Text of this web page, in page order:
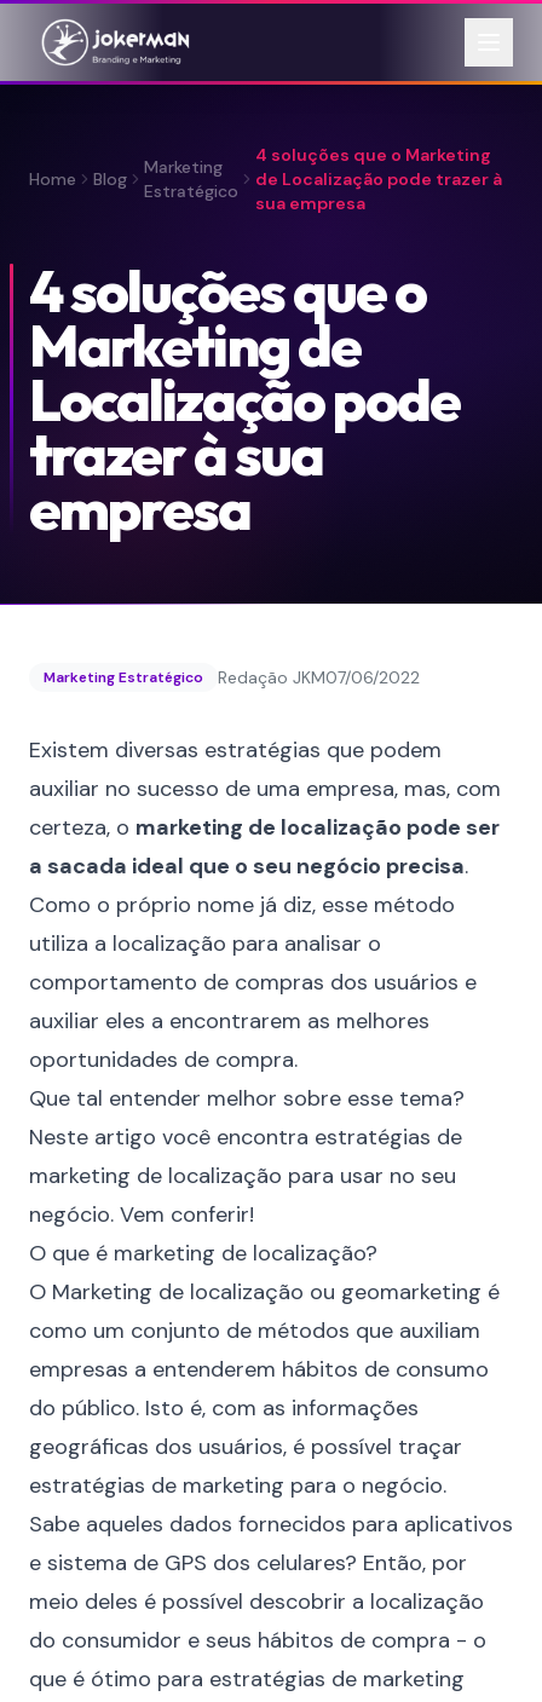
Home Blog
Marketing
Estratégico
4 soluções que o Marketing
de Localização pode trazer à
sua empresa
4 soluções que o
Marketing de
Localização pode
trazer à sua
empresa
Marketing Estratégico Redação JKM07/06/2022
Existem diversas estratégias que podem
auxiliar no sucesso de uma empresa, mas, com
certeza, o marketing de localização pode ser
a sacada ideal que o seu negócio precisa.
Como o próprio nome já diz, esse método
utiliza a localização para analisar o
comportamento de compras dos usuários e
auxiliar eles a encontrarem as melhores
oportunidades de compra.
Que tal entender melhor sobre esse tema?
Neste artigo você encontra estratégias de
marketing de localização para usar no seu
negócio. Vem conferir!
O que é marketing de localização?
O Marketing de localização ou geomarketing é
como um conjunto de métodos que auxiliam
empresas a entenderem hábitos de consumo
do público. Isto é, com as informações
geográficas dos usuários, é possível traçar
estratégias de marketing para o negócio.
Sabe aqueles dados fornecidos para aplicativos
e sistema de GPS dos celulares? Então, por
meio deles é possível descobrir a localização
do consumidor e seus hábitos de compra - o
que é ótimo para estratégias de marketing